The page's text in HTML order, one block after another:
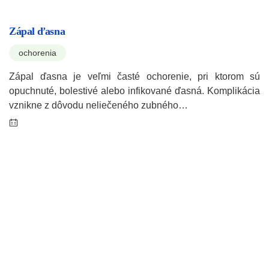
Zápal ďasna
ochorenia
Zápal ďasna je veľmi časté ochorenie, pri ktorom sú
opuchnuté, bolestivé alebo infikované ďasná. Komplikácia
vznikne z dôvodu neliečeného zubného…